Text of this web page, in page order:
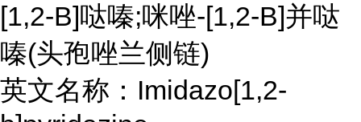
[1,2-B]哒嗪;咪唑-[1,2-B]并哒
嗪(头孢唑兰侧链)
英文名称：Imidazo[1,2-